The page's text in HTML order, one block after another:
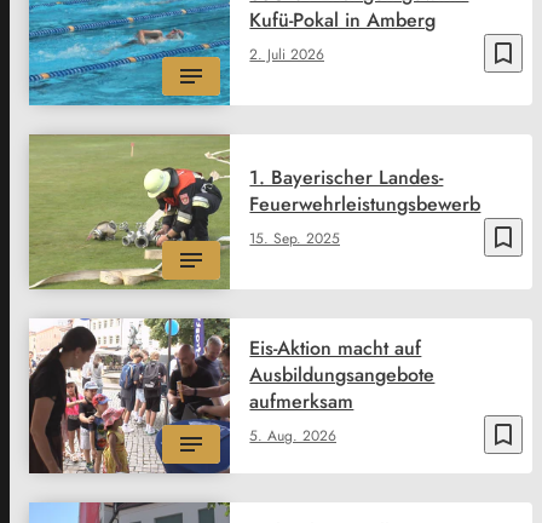
bookmark_border
2. Juli 2026
Kufü-Pokal in Amberg
bookmark_border
15. Sep. 2025
1. Bayerischer Landes-
Feuerwehrleistungsbewerb
bookmark_border
5. Aug. 2026
Eis-Aktion macht auf
Ausbildungsangebote
aufmerksam